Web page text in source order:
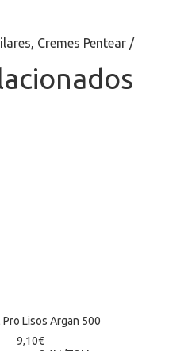
, Cremes Pentear /
Pro Lisos Argan 500
9,10€